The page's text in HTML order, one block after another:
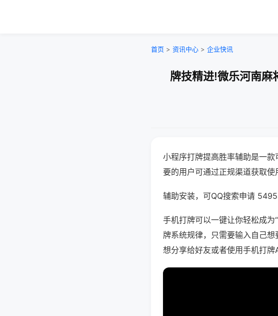
首页 > 资讯中心 > 企业快讯
牌技精进!微乐河南麻
小程序打牌提高胜率辅助是一
要的用户可通过正规渠道获取使
辅助安装，可QQ搜索申请
手机打牌可以一键让你轻松成
牌系统规律，只需要输入自己
想分享给好友或者使用手机打牌